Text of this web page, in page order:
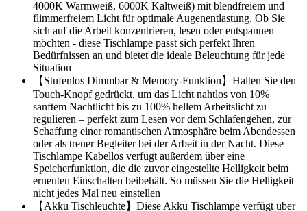
4000K Warmweiß, 6000K Kaltweiß) mit blendfreiem und
flimmerfreiem Licht für optimale Augenentlastung. Ob Sie
sich auf die Arbeit konzentrieren, lesen oder entspannen
möchten - diese Tischlampe passt sich perfekt Ihren
Bedürfnissen an und bietet die ideale Beleuchtung für jede
Situation
【Stufenlos Dimmbar & Memory-Funktion】Halten Sie den
Touch-Knopf gedrückt, um das Licht nahtlos von 10%
sanftem Nachtlicht bis zu 100% hellem Arbeitslicht zu
regulieren – perfekt zum Lesen vor dem Schlafengehen, zur
Schaffung einer romantischen Atmosphäre beim Abendessen
oder als treuer Begleiter bei der Arbeit in der Nacht. Diese
Tischlampe Kabellos verfügt außerdem über eine
Speicherfunktion, die die zuvor eingestellte Helligkeit beim
erneuten Einschalten beibehält. So müssen Sie die Helligkeit
nicht jedes Mal neu einstellen
【Akku Tischleuchte】Diese Akku Tischlampe verfügt über